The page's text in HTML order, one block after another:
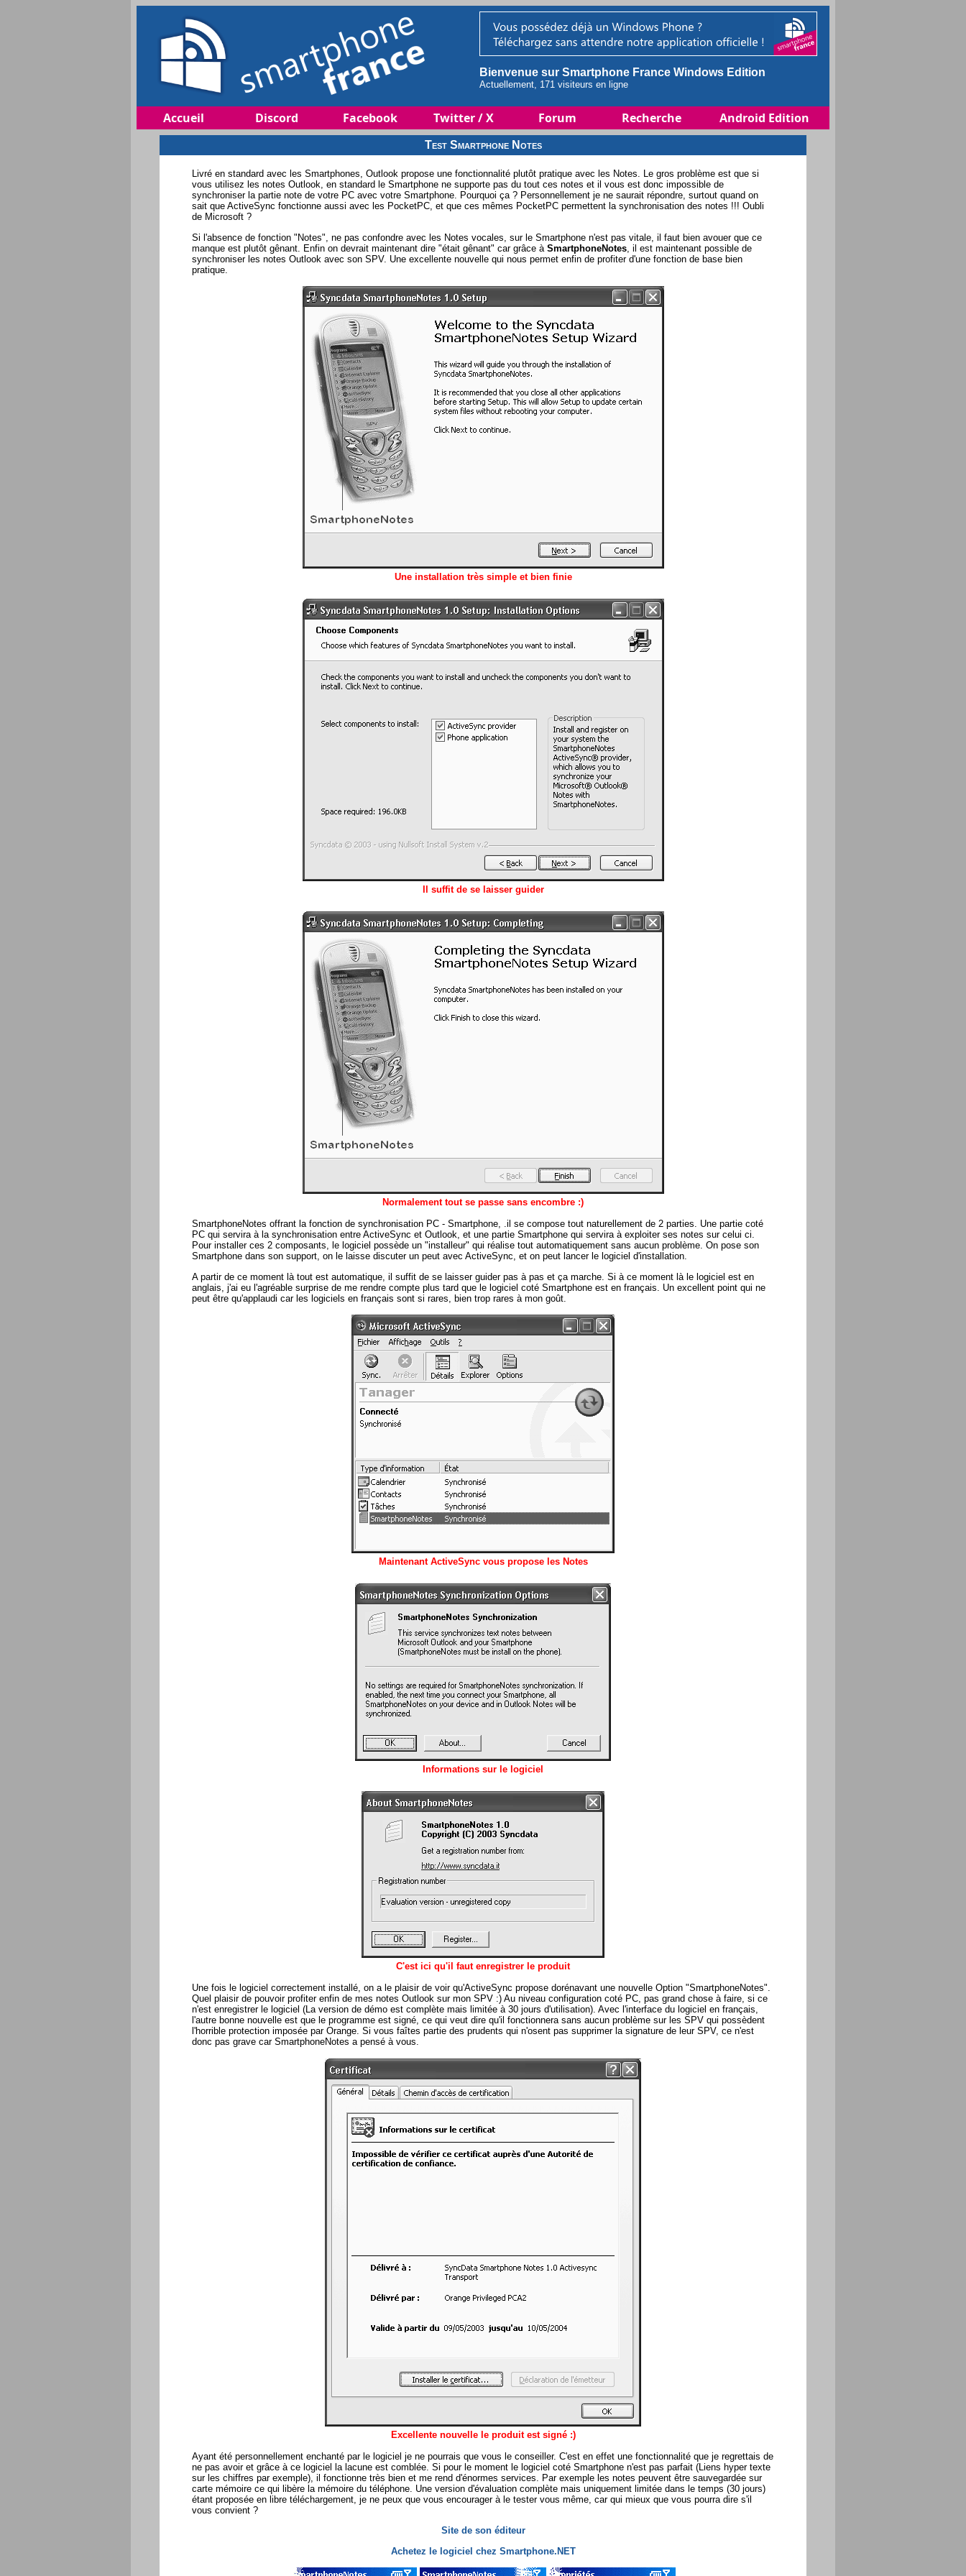
Bienvenue sur Smartphone France Windows Edition
Actuellement, 171 visiteurs en ligne
Accueil Discord Facebook Twitter / X Forum Recherche Android Edition
Test Smartphone Notes
Livré en standard avec les Smartphones, Outlook propose une fonctionnalité plutôt pratique avec les Notes. Le gros problème est que si
vous utilisez les notes Outlook, en standard le Smartphone ne supporte pas du tout ces notes et il vous est donc impossible de
synchroniser la partie note de votre PC avec votre Smartphone. Pourquoi ça ? Personnellement je ne saurait répondre, surtout quand on
sait que ActiveSync fonctionne aussi avec les PocketPC, et que ces mêmes PocketPC permettent la synchronisation des notes !!! Oubli
de Microsoft ?
Si l'absence de fonction "Notes", ne pas confondre avec les Notes vocales, sur le Smartphone n'est pas vitale, il faut bien avouer que ce
manque est plutôt gênant. Enfin on devrait maintenant dire "était gênant" car grâce à SmartphoneNotes , il est maintenant possible de
synchroniser les notes Outlook avec son SPV. Une excellente nouvelle qui nous permet enfin de profiter d'une fonction de base bien
pratique.
Une installation très simple et bien finie
Il suffit de se laisser guider
Normalement tout se passe sans encombre :)
SmartphoneNotes offrant la fonction de synchronisation PC - Smartphone, .il se compose tout naturellement de 2 parties. Une partie coté
PC qui servira à la synchronisation entre ActiveSync et Outlook, et une partie Smartphone qui servira à exploiter ses notes sur celui ci.
Pour installer ces 2 composants, le logiciel possède un "installeur" qui réalise tout automatiquement sans aucun problème. On pose son
Smartphone dans son support, on le laisse discuter un peut avec ActiveSync, et on peut lancer le logiciel d'installation.
A partir de ce moment là tout est automatique, il suffit de se laisser guider pas à pas et ça marche. Si à ce moment là le logiciel est en
anglais, j'ai eu l'agréable surprise de me rendre compte plus tard que le logiciel coté Smartphone est en français. Un excellent point qui ne
peut être qu'applaudi car les logiciels en français sont si rares, bien trop rares à mon goût.
Maintenant ActiveSync vous propose les Notes
Informations sur le logiciel
C'est ici qu'il faut enregistrer le produit
Une fois le logiciel correctement installé, on a le plaisir de voir qu'ActiveSync propose dorénavant une nouvelle Option "SmartphoneNotes".
Quel plaisir de pouvoir profiter enfin de mes notes Outlook sur mon SPV :) Au niveau configuration coté PC, pas grand chose à faire, si ce
n'est enregistrer le logiciel (La version de démo est complète mais limitée à 30 jours d'utilisation). Avec l'interface du logiciel en français,
l'autre bonne nouvelle est que le programme est signé, ce qui veut dire qu'il fonctionnera sans aucun problème sur les SPV qui possèdent
l'horrible protection imposée par Orange. Si vous faîtes partie des prudents qui n'osent pas supprimer la signature de leur SPV, ce n'est
donc pas grave car SmartphoneNotes a pensé à vous.
Excellente nouvelle le produit est signé :)
Ayant été personnellement enchanté par le logiciel je ne pourrais que vous le conseiller. C'est en effet une fonctionnalité que je regrettais de
ne pas avoir et grâce à ce logiciel la lacune est comblée. Si pour le moment le logiciel coté Smartphone n'est pas parfait (Liens hyper texte
sur les chiffres par exemple), il fonctionne très bien et me rend d'énormes services. Par exemple les notes peuvent être sauvegardée sur
carte mémoire ce qui libère la mémoire du téléphone. Une version d'évaluation complète mais uniquement limitée dans le temps (30 jours)
étant proposée en libre téléchargement, je ne peux que vous encourager à le tester vous même, car qui mieux que vous pourra dire s'il
vous convient ?
Site de son éditeur
Achetez le logiciel chez Smartphone.NET